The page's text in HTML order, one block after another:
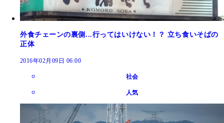
外食チェーンの裏側...行ってはいけない！？ 立ち食いそばの
正体
2016年02月09日 06:00
社会
人気